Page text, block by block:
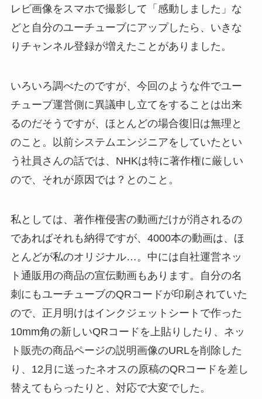
レビ画像をスマホで撮影して「感動しました」な
どと自分のユーチューブにアップしたら、いきな
りチャンネル登録が増えたことがありました。
いろいろ調べたのですが、今回のような件でユー
チューブ運営側に異議申し立てをすることは出来
るのだそうですが、ほとんどの場合復旧は無理と
のこと。以前システムエンジニアをしていたとい
う社員さんの話では、NHKは特に著作権に厳しい
ので、それが原因では？とのこと。
私としては、著作権侵害の動画だけが消されるの
であればそれも納得ですが、4000本の動画は、ほ
とんどが私のオリジナル…。中には自社運営ネッ
ト通販用の商品の宣伝動画もあります。自分の名
刺にもユーチューブのQRコードが印刷されていた
ので、正月明けはインクジェットシートで作った
10mm角の新しいQRコードを上貼りしたり、ネッ
ト販売の商品ページの説明画像のURLを削除した
り、12月に送ったネオスの原稿のQRコードを差し
替えてもらったりと、対応で大変でした。